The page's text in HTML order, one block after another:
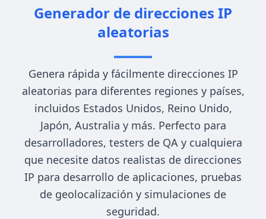
Generador de direcciones IP
aleatorias
Genera rápida y fácilmente direcciones IP
aleatorias para diferentes regiones y países,
incluidos Estados Unidos, Reino Unido,
Japón, Australia y más. Perfecto para
desarrolladores, testers de QA y cualquiera
que necesite datos realistas de direcciones
IP para desarrollo de aplicaciones, pruebas
de geolocalización y simulaciones de
seguridad.